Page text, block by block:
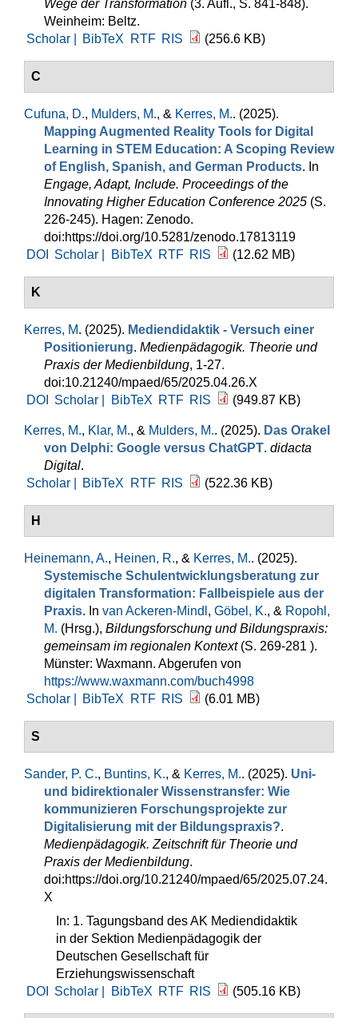
Wege der Transformation (3. Aufl., S. 841-848).
Weinheim: Beltz.
Scholar |
BibTeX RTF RIS (256.6 KB)
C
Cufuna, D., Mulders, M., & Kerres, M.. (2025).
Mapping Augmented Reality Tools for Digital
Learning in STEM Education: A Scoping Review
of English, Spanish, and German Products. In
Engage, Adapt, Include. Proceedings of the
Innovating Higher Education Conference 2025 (S.
226-245). Hagen: Zenodo.
doi:https://doi.org/10.5281/zenodo.17813119
DOI
Scholar | BibTeX RTF RIS (12.62 MB)
K
Kerres, M. (2025). Mediendidaktik - Versuch einer
Positionierung. Medienpädagogik. Theorie und
Praxis der Medienbildung, 1-27.
doi:10.21240/mpaed/65/2025.04.26.X
DOI
Scholar | BibTeX RTF RIS (949.87 KB)
Kerres, M., Klar, M., & Mulders, M.. (2025). Das Orakel
von Delphi: Google versus ChatGPT. didacta
Digital.
Scholar |
BibTeX RTF RIS (522.36 KB)
H
Heinemann, A., Heinen, R., & Kerres, M.. (2025).
Systemische Schulentwicklungsberatung zur
digitalen Transformation: Fallbeispiele aus der
Praxis. In van Ackeren-Mindl , Göbel, K., & Ropohl,
M. (Hrsg.), Bildungsforschung und Bildungspraxis:
gemeinsam im regionalen Kontext(S. 269-281 ).
Münster: Waxmann. Abgerufen von
https://www.waxmann.com/buch4998
Scholar |
BibTeX RTF RIS (6.01 MB)
S
Sander, P. C., Buntins, K., & Kerres, M.. (2025). Uni-
und bidirektionaler Wissenstransfer: Wie
kommunizieren Forschungsprojekte zur
Digitalisierung mit der Bildungspraxis?.
Medienpädagogik. Zeitschrift für Theorie und
Praxis der Medienbildung.
doi:https://doi.org/10.21240/mpaed/65/2025.07.24.
X
In: 1. Tagungsband des AK Mediendidaktik
in der Sektion Medienpädagogik der
Deutschen Gesellschaft für
Erziehungswissenschaft
DOI
Scholar | BibTeX RTF RIS (505.16 KB)